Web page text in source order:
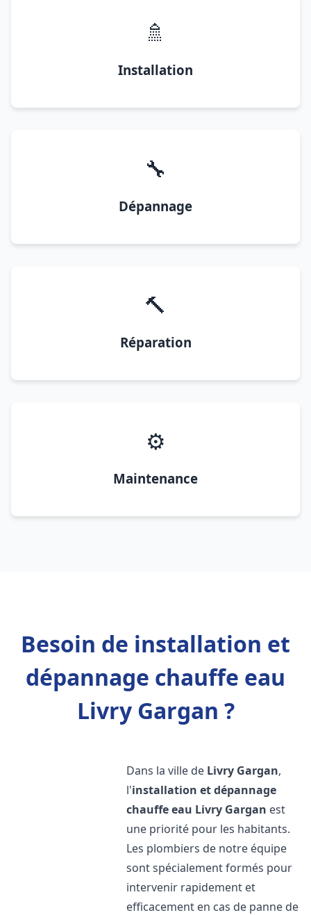
🚿
Installation
🔧
Dépannage
🔨
Réparation
⚙️
Maintenance
Besoin de installation et
dépannage chauffe eau
Livry Gargan ?
Dans la ville de Livry Gargan,
l'installation et dépannage
chauffe eau Livry Gargan est
une priorité pour les habitants.
Les plombiers de notre équipe
sont spécialement formés pour
intervenir rapidement et
efficacement en cas de panne de